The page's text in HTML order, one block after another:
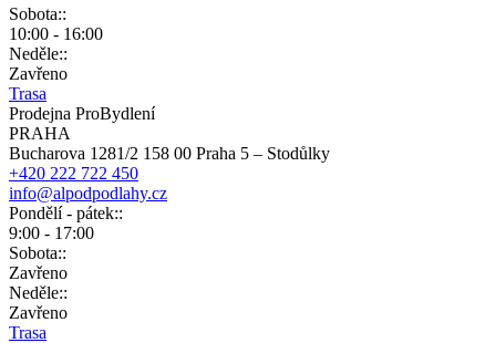
Sobota::
10:00 - 16:00
Neděle::
Zavřeno
Trasa
Prodejna ProBydlení
PRAHA
Bucharova 1281/2 158 00 Praha 5 – Stodůlky
+420 222 722 450
info@alpodpodlahy.cz
Pondělí - pátek::
9:00 - 17:00
Sobota::
Zavřeno
Neděle::
Zavřeno
Trasa